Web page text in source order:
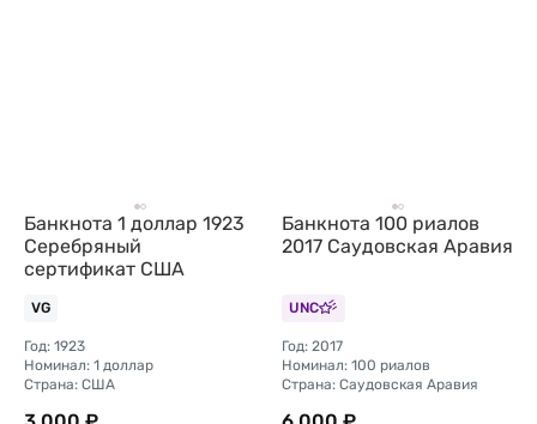
Банкнота 1 доллар 1923
Серебряный
сертификат США
VG
Год: 1923
Номинал: 1 доллар
Страна: США
Банкнота 100 риалов
2017 Саудовская Аравия
UNC
Год: 2017
Номинал: 100 риалов
Страна: Саудовская Аравия